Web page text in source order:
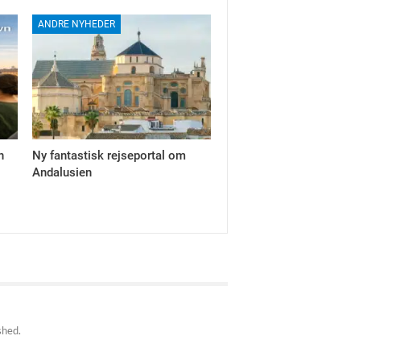
ANDRE NYHEDER
Ny fantastisk rejseportal om
Andalusien